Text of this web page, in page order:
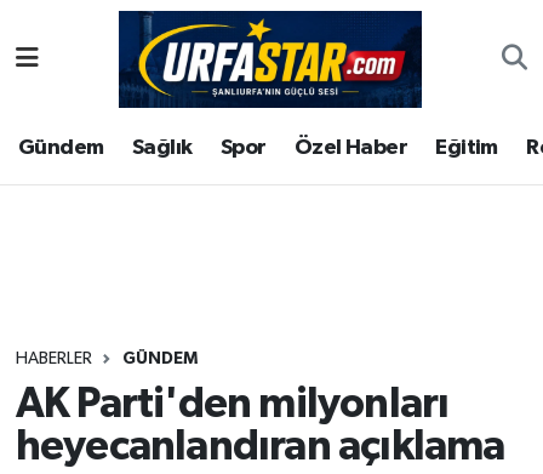
Gündem Sağlık Spor Özel Haber Eğitim
HABERLER GÜNDEM
AK Parti'den milyonları
heyecanlandıran açıklama
ASAYİS
ÇEVRE
Gündem
Kültür
Şanlıurfa Nöbetçi Eczaneler
Şanlıurfa Hava Durumu
Tüm Manşetler
Son Dakika Haberleri